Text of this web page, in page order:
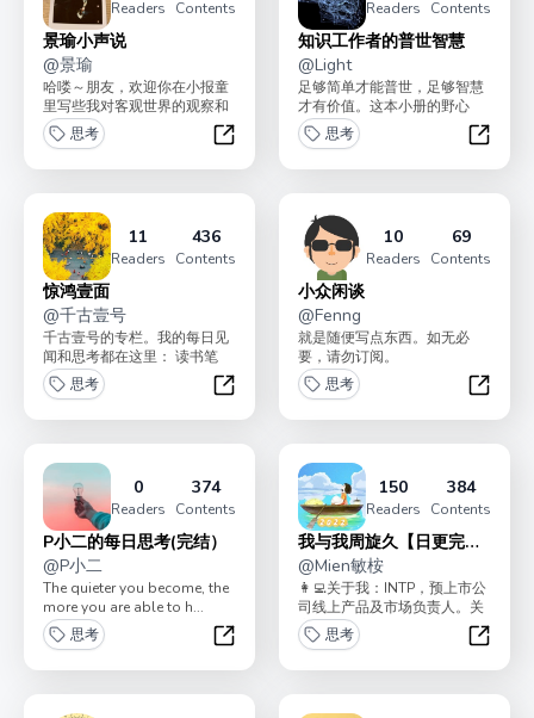
Readers Contents
景瑜小声说
@景瑜
哈喽～朋友，欢迎你在小报童
里写些我对客观世界的观察和
思考，以及不适合在pyq和jk
发的更细节的个人体...
思考
景瑜小声说
Readers Contents
知识工作者的普世智慧
@Light
足够简单才能普世，足够智慧
才有价值。这本小册的野心
是，为不限行业的知识工作
者，提供通用、必需的底层
思考
知识
11
Readers
436
Contents
惊鸿壹面
@千古壹号
千古壹号的专栏。我的每日见
闻和思考都在这里： 读书笔
记、信息推荐、产品思考、软
件工具、具体生活。 ...
思考
惊鸿壹面
10
Readers
69
Contents
小众闲谈
@Fenng
就是随便写点东西。如无必
要，请勿订阅。
思考
小众闲
0
Readers
374
Contents
P小二的每日思考(完结）
@P小二
The quieter you become, the
more you are able to h...
思考
P小二的每日思考(完结）
150
Readers
384
Contents
我与我周旋久【日更完结
版】
@Mien敏桉
👩‍💻关于我：INTP，预上市公
司线上产品及市场负责人。关
心世界运转的规律和个人幸福
的方法。📒...
思考
我与